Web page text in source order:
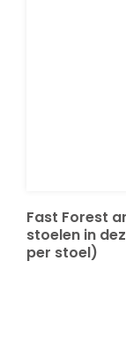
Decoratie
Tuinkussens
Fast Forest
stoelen in
per stoel)